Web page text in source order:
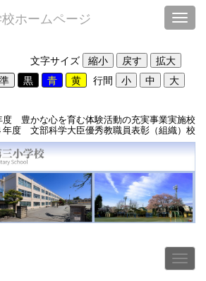
ホームページ
文字サイズ
行間
度 豊かな心を育む体験活動の充実事業実施校
年度 文部科学大臣優秀教職員表彰（組織）校